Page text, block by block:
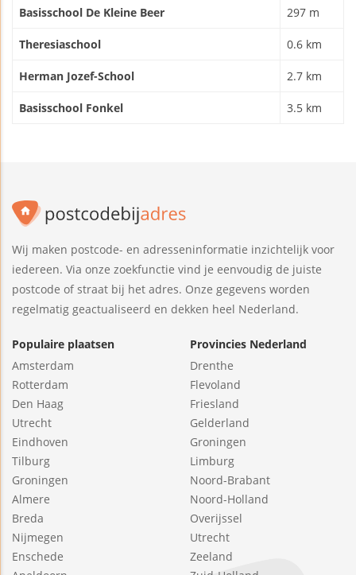
Basisschool De Kleine Beer 297 m
Theresiaschool 0.6 km
Herman Jozef-School 2.7 km
Basisschool Fonkel 3.5 km
Wij maken postcode- en adresseninformatie inzichtelijk voor
iedereen. Via onze zoekfunctie vind je eenvoudig de juiste
postcode of straat bij het adres. Onze gegevens worden
regelmatig geactualiseerd en dekken heel Nederland.
Populaire plaatsen
Amsterdam
Rotterdam
Den Haag
Utrecht
Eindhoven
Tilburg
Groningen
Almere
Breda
Nijmegen
Enschede
Provincies Nederland
Drenthe
Flevoland
Friesland
Gelderland
Groningen
Limburg
Noord-Brabant
Noord-Holland
Overijssel
Utrecht
Zeeland